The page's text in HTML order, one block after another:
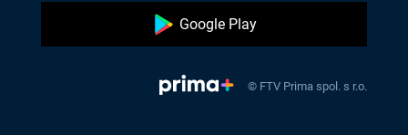
Google Play
© FTV Prima spol. s r.o.